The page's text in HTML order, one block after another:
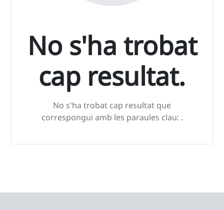
No s'ha trobat
cap resultat.
No s'ha trobat cap resultat que
correspongui amb les paraules clau: .